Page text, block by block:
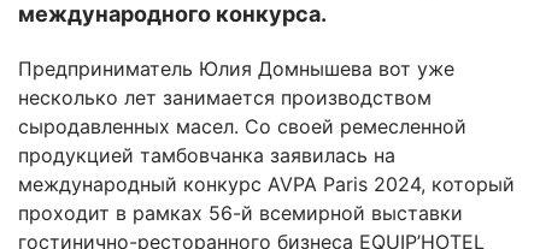
международного конкурса.
Предприниматель Юлия Домнышева вот уже
несколько лет занимается производством
сыродавленных масел. Со своей ремесленной
продукцией тамбовчанка заявилась на
международный конкурс AVPA Paris 2024, который
проходит в рамках 56-й всемирной выставки
гостинично-ресторанного бизнеса EQUIP’HOTEL